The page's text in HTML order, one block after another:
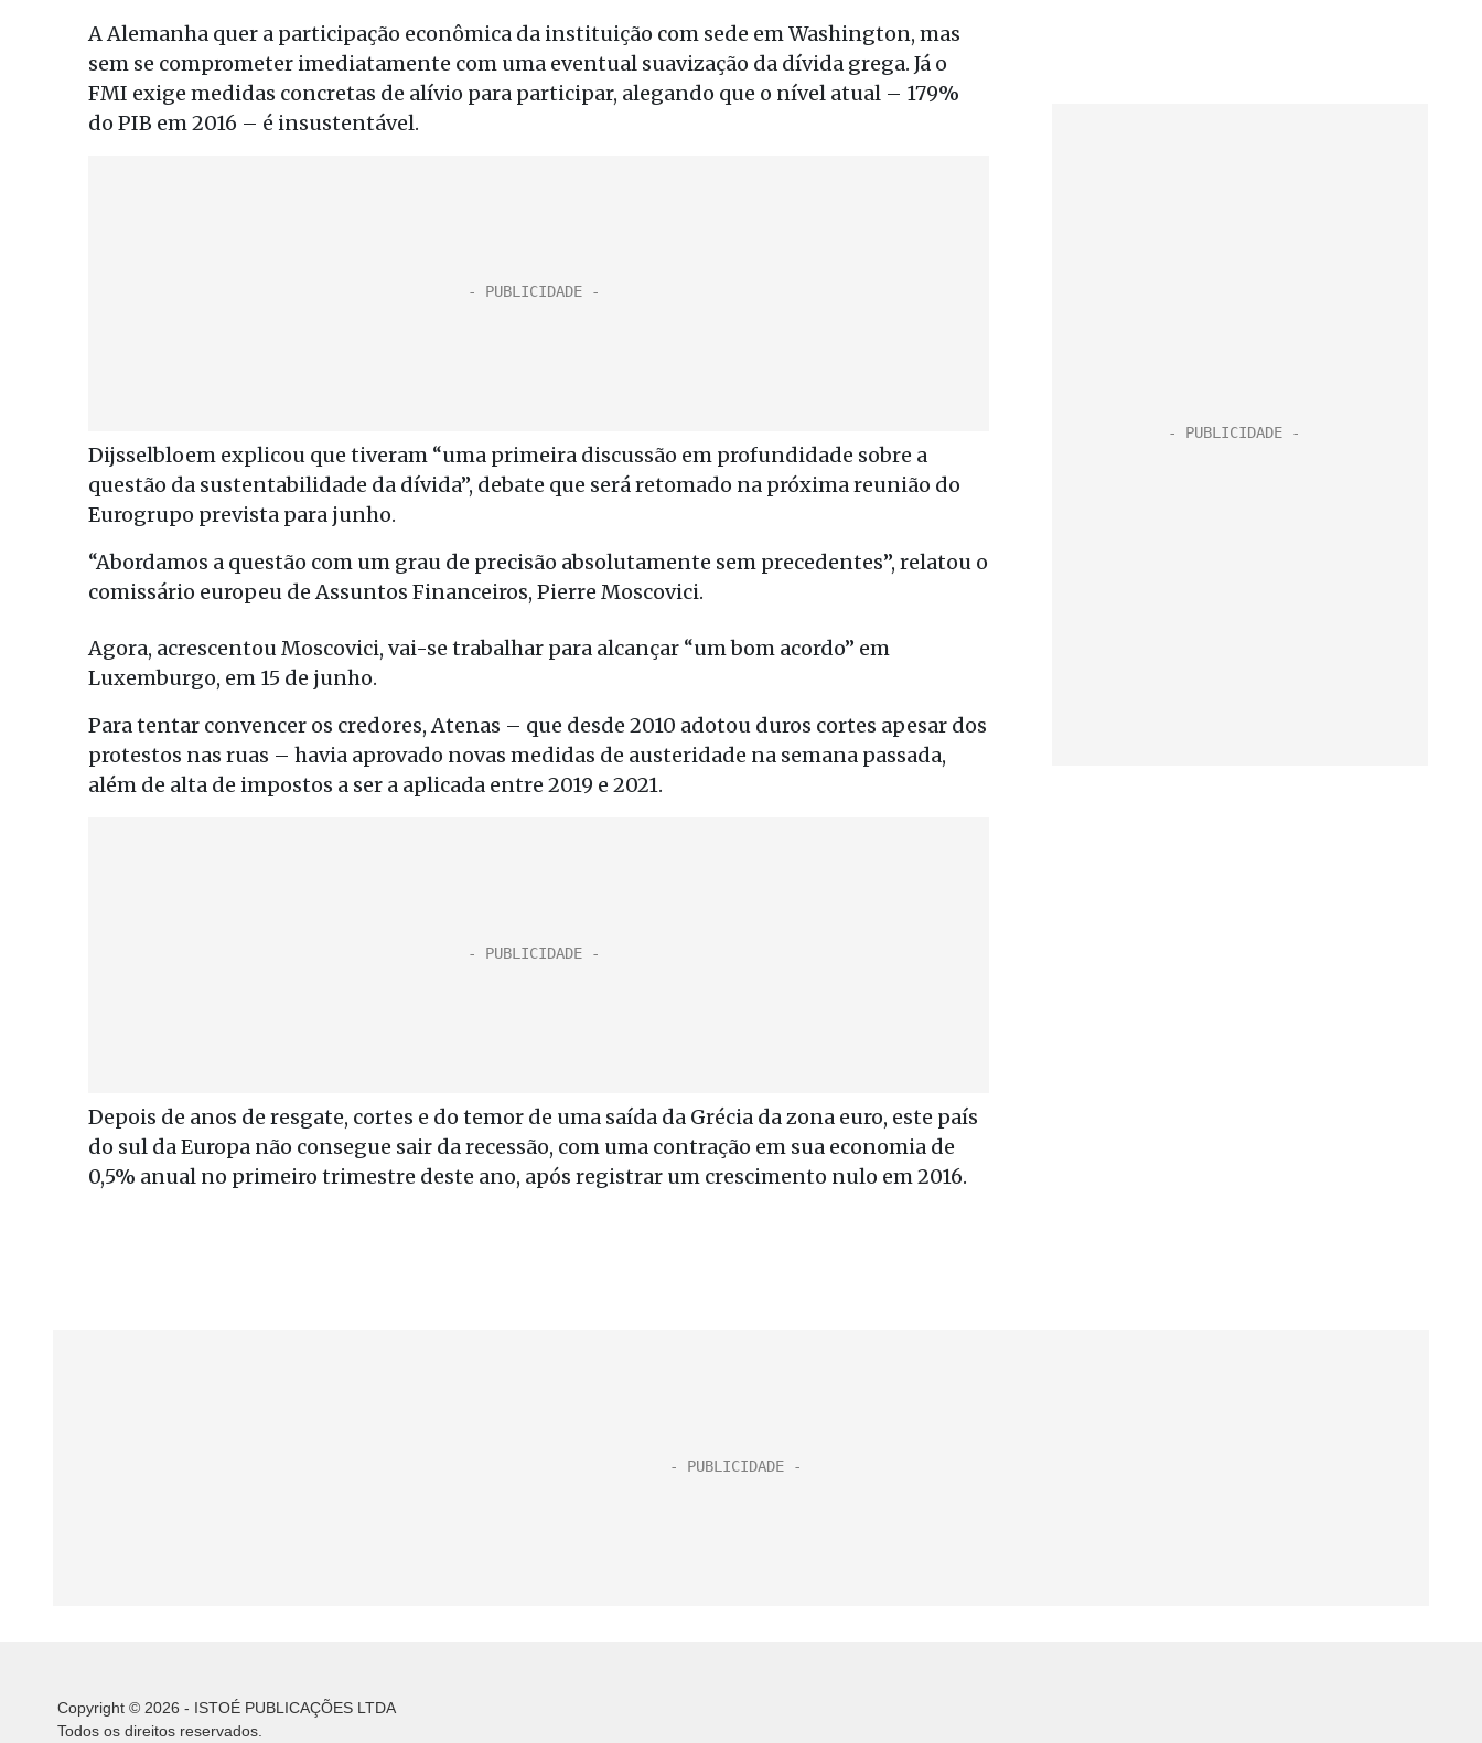
A Alemanha quer a participação econômica da instituição com sede em Washington, mas
sem se comprometer imediatamente com uma eventual suavização da dívida grega. Já o
FMI exige medidas concretas de alívio para participar, alegando que o nível atual – 179%
do PIB em 2016 – é insustentável.
Dijsselbloem explicou que tiveram “uma primeira discussão em profundidade sobre a
questão da sustentabilidade da dívida”, debate que será retomado na próxima reunião do
Eurogrupo prevista para junho.
“Abordamos a questão com um grau de precisão absolutamente sem precedentes”, relatou o
comissário europeu de Assuntos Financeiros, Pierre Moscovici.
Agora, acrescentou Moscovici, vai-se trabalhar para alcançar “um bom acordo” em
Luxemburgo, em 15 de junho.
Para tentar convencer os credores, Atenas – que desde 2010 adotou duros cortes apesar dos
protestos nas ruas – havia aprovado novas medidas de austeridade na semana passada,
além de alta de impostos a ser a aplicada entre 2019 e 2021.
Depois de anos de resgate, cortes e do temor de uma saída da Grécia da zona euro, este país
do sul da Europa não consegue sair da recessão, com uma contração em sua economia de
0,5% anual no primeiro trimestre deste ano, após registrar um crescimento nulo em 2016.
Copyright © 2026 - ISTOÉ PUBLICAÇÕES LTDA
Todos os direitos reservados.